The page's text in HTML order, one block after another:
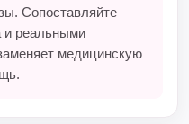
Сопоставляйте
и реальными
медицинскую